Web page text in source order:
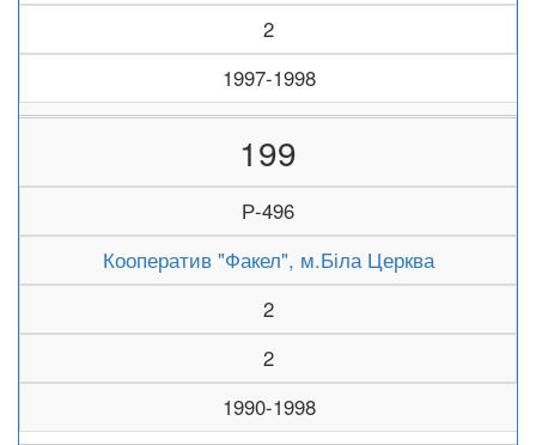
2
1997-1998
199
Р-496
Кооператив "Факел", м.Біла Церква
2
2
1990-1998